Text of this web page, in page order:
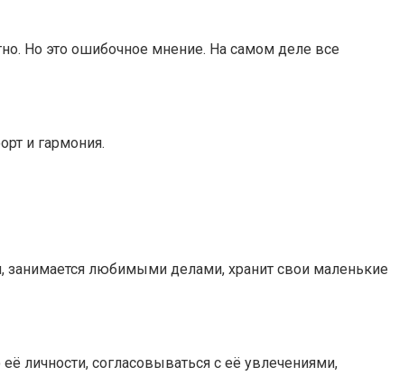
Но это ошибочное мнение. На самом деле все
и гармония.
занимается любимыми делами, хранит свои маленькие
личности, согласовываться с её увлечениями,